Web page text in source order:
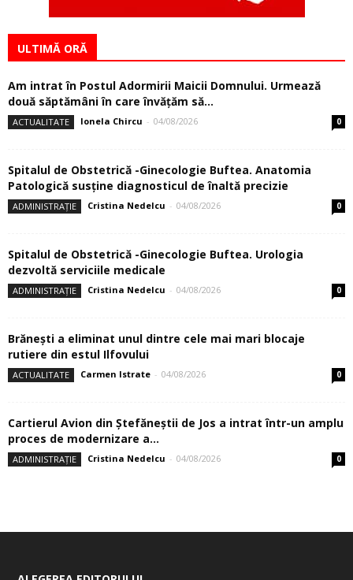
ULTIMĂ ORĂ
Am intrat în Postul Adormirii Maicii Domnului. Urmează
două săptămâni în care învăţăm să...
ACTUALITATE Ionela Chircu - 04/08/2026 0
Spitalul de Obstetrică -Ginecologie Buftea. Anatomia
Patologică susţine diagnosticul de înaltă precizie
ADMINISTRAȚIE Cristina Nedelcu - 04/08/2026 0
Spitalul de Obstetrică -Ginecologie Buftea. Urologia
dezvoltă serviciile medicale
ADMINISTRAȚIE Cristina Nedelcu - 04/08/2026 0
Brănești a eliminat unul dintre cele mai mari blocaje
rutiere din estul Ilfovului
ACTUALITATE Carmen Istrate - 04/08/2026 0
Cartierul Avion din Ştefăneştii de Jos a intrat într-un amplu
proces de modernizare a...
ADMINISTRAȚIE Cristina Nedelcu - 04/08/2026 0